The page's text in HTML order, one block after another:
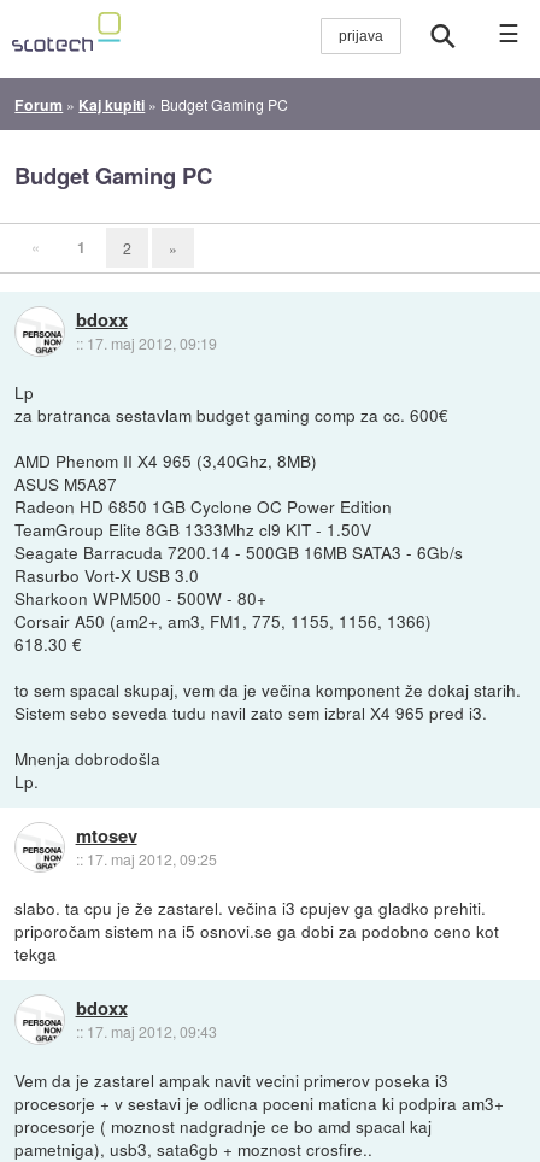
☰
Forum » Kaj kupiti » Budget Gaming PC
Budget Gaming PC
« 1 2 »
bdoxx
:: 17. maj 2012, 09:19
Lp
za bratranca sestavlam budget gaming comp za cc. 600€
AMD Phenom II X4 965 (3,40Ghz, 8MB)
ASUS M5A87
Radeon HD 6850 1GB Cyclone OC Power Edition
TeamGroup Elite 8GB 1333Mhz cl9 KIT - 1.50V
Seagate Barracuda 7200.14 - 500GB 16MB SATA3 - 6Gb/s
Rasurbo Vort-X USB 3.0
Sharkoon WPM500 - 500W - 80+
Corsair A50 (am2+, am3, FM1, 775, 1155, 1156, 1366)
618.30 €
to sem spacal skupaj, vem da je večina komponent že dokaj starih.
Sistem sebo seveda tudu navil zato sem izbral X4 965 pred i3.
Mnenja dobrodošla
Lp.
mtosev
:: 17. maj 2012, 09:25
slabo. ta cpu je že zastarel. večina i3 cpujev ga gladko prehiti.
priporočam sistem na i5 osnovi.se ga dobi za podobno ceno kot
tekga
bdoxx
:: 17. maj 2012, 09:43
Vem da je zastarel ampak navit vecini primerov poseka i3
procesorje + v sestavi je odlicna poceni maticna ki podpira am3+
procesorje ( moznost nadgradnje ce bo amd spacal kaj
pametniga), usb3, sata6gb + moznost crosfire..